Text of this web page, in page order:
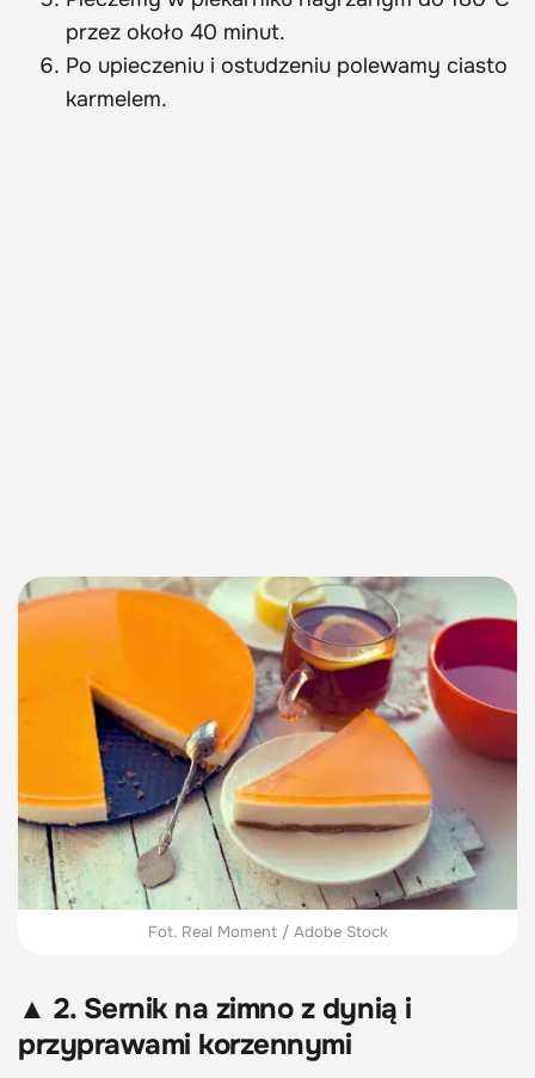
przez około 40 minut.
Po upieczeniu i ostudzeniu polewamy ciasto
karmelem.
Fot. Real Moment / Adobe Stock
▲ 2. Sernik na zimno z dynią i
przyprawami korzennymi